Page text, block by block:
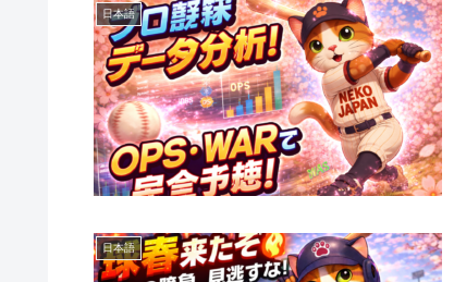
日本語
日本語